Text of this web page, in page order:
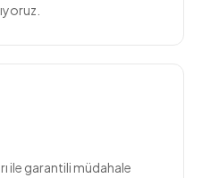
ile garantili müdahale